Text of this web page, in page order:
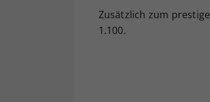
Zusätzlich zum
1.100.